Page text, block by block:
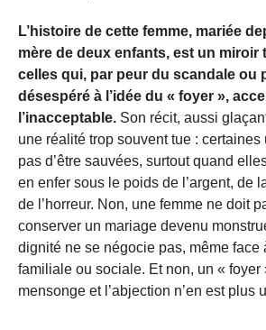
L’histoire de cette femme, mariée
mère de deux enfants, est un miroir
celles qui, par peur du scandale ou
désespéré à l’idée du « foyer »,
l’inacceptable. Son récit, aussi
une réalité trop souvent tue :
pas d’être sauvées, surtout quand
en enfer sous le poids de l’argent, de
de l’horreur. Non, une femme ne doit
conserver un mariage devenu
dignité ne se négocie pas, même face
familiale ou sociale. Et non, un « foyer
mensonge et l’abjection n’en est plus